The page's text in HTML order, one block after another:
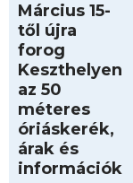
Március 15-
től újra
forog
Keszthelyen
az 50
méteres
óriáskerék,
árak és
információk